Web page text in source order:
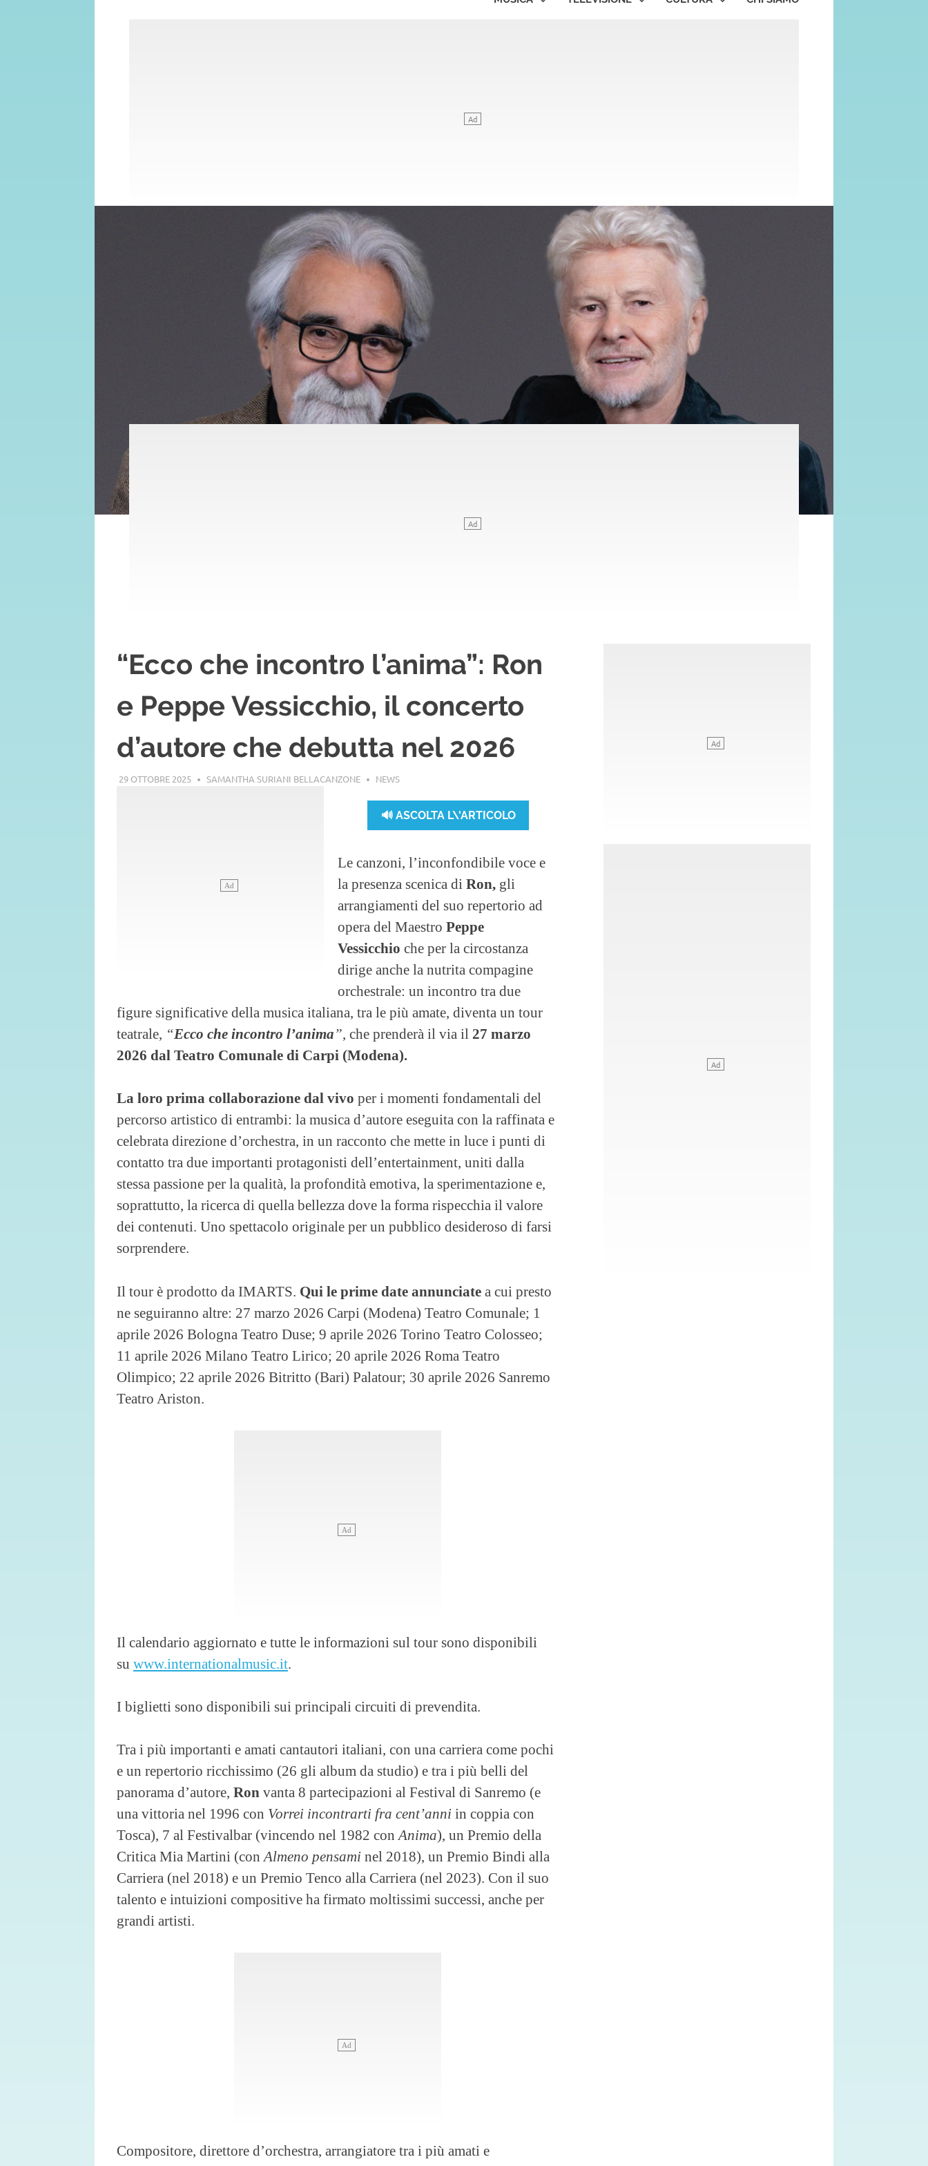
“Ecco che incontro l’anima”: Ron
e Peppe Vessicchio, il concerto
d’autore che debutta nel 2026
29 OTTOBRE 2025 SAMANTHA SURIANI BELLACANZONE NEWS
🔊 ASCOLTA L\'ARTICOLO
Le canzoni, l’inconfondibile voce e
la presenza scenica di Ron, gli
arrangiamenti del suo repertorio ad
opera del Maestro Peppe
Vessicchio che per la circostanza
dirige anche la nutrita compagine
orchestrale: un incontro tra due
figure significative della musica italiana, tra le più amate, diventa un tour
teatrale, “Ecco che incontro l’anima”, che prenderà il via il 27 marzo
2026 dal Teatro Comunale di Carpi (Modena).
La loro prima collaborazione dal vivo per i momenti fondamentali del
percorso artistico di entrambi: la musica d’autore eseguita con la raffinata e
celebrata direzione d’orchestra, in un racconto che mette in luce i punti di
contatto tra due importanti protagonisti dell’entertainment, uniti dalla
stessa passione per la qualità, la profondità emotiva, la sperimentazione e,
soprattutto, la ricerca di quella bellezza dove la forma rispecchia il valore
dei contenuti. Uno spettacolo originale per un pubblico desideroso di farsi
sorprendere.
Il tour è prodotto da IMARTS. Qui le prime date annunciate a cui presto
ne seguiranno altre: 27 marzo 2026 Carpi (Modena) Teatro Comunale; 1
aprile 2026 Bologna Teatro Duse; 9 aprile 2026 Torino Teatro Colosseo;
11 aprile 2026 Milano Teatro Lirico; 20 aprile 2026 Roma Teatro
Olimpico; 22 aprile 2026 Bitritto (Bari) Palatour; 30 aprile 2026 Sanremo
Teatro Ariston.
Il calendario aggiornato e tutte le informazioni sul tour sono disponibili
su www.internationalmusic.it.
I biglietti sono disponibili sui principali circuiti di prevendita.
Tra i più importanti e amati cantautori italiani, con una carriera come pochi
e un repertorio ricchissimo (26 gli album da studio) e tra i più belli del
panorama d’autore, Ron vanta 8 partecipazioni al Festival di Sanremo (e
una vittoria nel 1996 con Vorrei incontrarti fra cent’anni in coppia con
Tosca), 7 al Festivalbar (vincendo nel 1982 con Anima), un Premio della
Critica Mia Martini (con Almeno pensami nel 2018), un Premio Bindi alla
Carriera (nel 2018) e un Premio Tenco alla Carriera (nel 2023). Con il suo
talento e intuizioni compositive ha firmato moltissimi successi, anche per
grandi artisti.
Compositore, direttore d’orchestra, arrangiatore tra i più amati e